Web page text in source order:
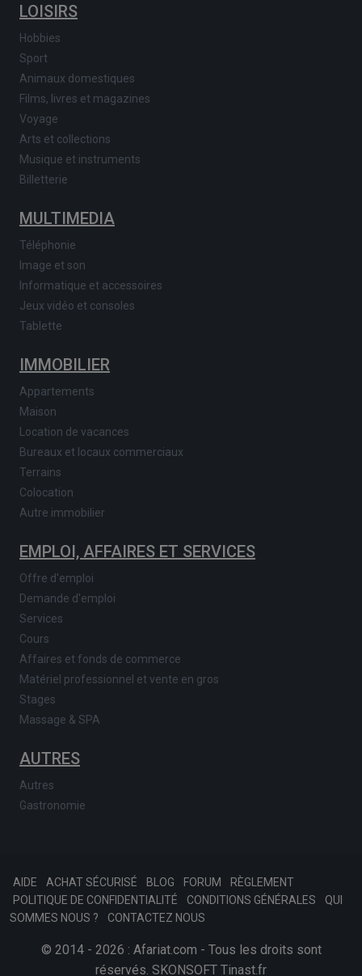
LOISIRS
Hobbies
Sport
Animaux domestiques
Films, livres et magazines
Voyage
Arts et collections
Musique et instruments
Billetterie
MULTIMEDIA
Téléphonie
Image et son
Informatique et accessoires
Jeux vidéo et consoles
Tablette
IMMOBILIER
Appartements
Maison
Location de vacances
Bureaux et locaux commerciaux
Terrains
Colocation
Autre immobilier
EMPLOI, AFFAIRES ET SERVICES
Offre d'emploi
Demande d'emploi
Services
Cours
Affaires et fonds de commerce
Matériel professionnel et vente en gros
Stages
Massage & SPA
AUTRES
Autres
Gastronomie
AIDE ACHAT SÉCURISÉ BLOG FORUM
RÈGLEMENT
POLITIQUE DE CONFIDENTIALITÉ
CONDITIONS GÉNÉRALES
QUI
SOMMES NOUS ?
CONTACTEZ NOUS
© 2014 - 2026 : Afariat.com - Tous les droits sont
réservés. SKONSOFT Tinast.fr